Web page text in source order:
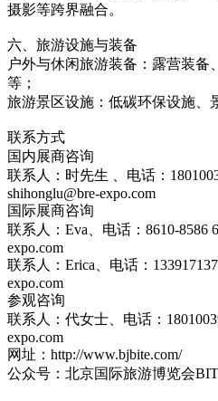
摄影等跨界融合。
六、旅游设施与装备
户外与休闲旅游装备：露营装备
等；
旅游景区设施：低碳环保设施、
联系方式
国内展商咨询
联系人：时先生 、电话：
shihonglu@bre-expo.com
国际展商咨询
联系人：Eva、电话：8610-8586
expo.com
联系人：Erica、电话：
expo.com
参观咨询
联系人：代女士、电话：
expo.com
网址：http://www.bjbite.com/
公众号：北京国际旅游博览会